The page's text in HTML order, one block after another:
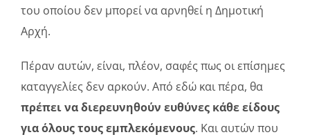
του οποίου δεν μπορεί να αρνηθεί η Δημοτική
Αρχή.
Πέραν αυτών, είναι, πλέον, σαφές πως οι επίσημες
καταγγελίες δεν αρκούν. Από εδώ και πέρα, θα
πρέπει να διερευνηθούν ευθύνες κάθε είδους
για όλους τους εμπλεκόμενους. Και αυτών που